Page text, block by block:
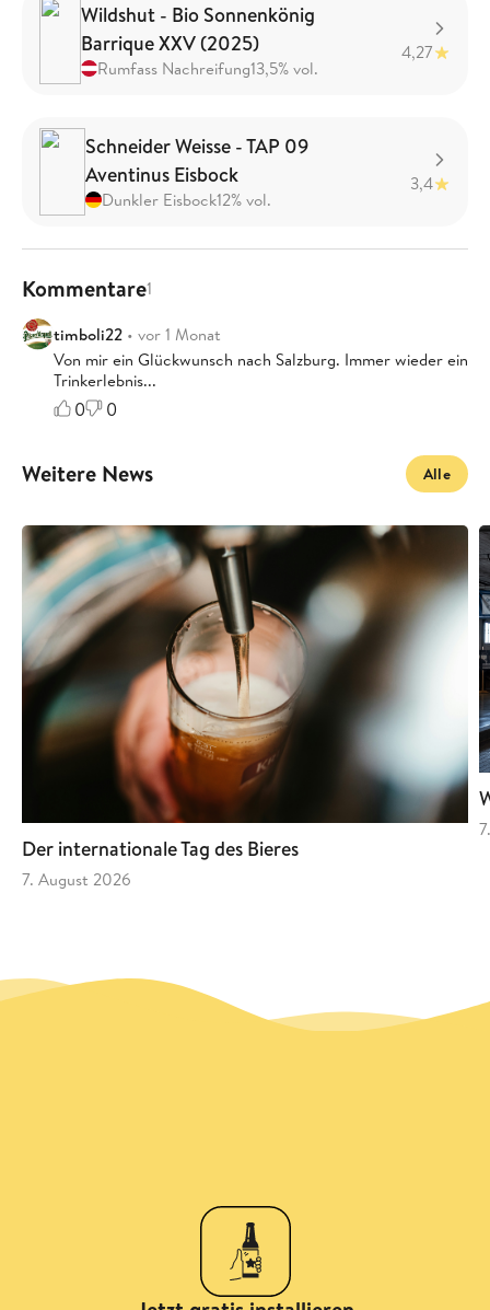
Wildshut - Bio Sonnenkönig
Barrique XXV (2025)
Rumfass Nachreifung13,5% vol.
4,27
Schneider Weisse - TAP 09
Aventinus Eisbock
Dunkler Eisbock12% vol.
3,4
Kommentare1
timboli22 • vor 1 Monat
Von mir ein Glückwunsch nach Salzburg. Immer wieder ein
Trinkerlebnis...
0 0
Weitere News Alle
Der internationale Tag des Bieres
7. August 2026